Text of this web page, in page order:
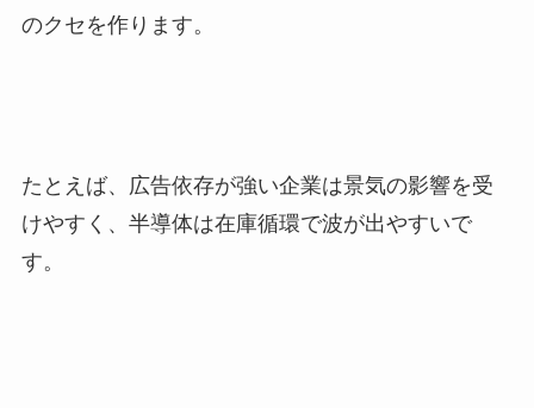
のクセを作ります。
たとえば、広告依存が強い企業は景気の影響を受
けやすく、半導体は在庫循環で波が出やすいで
す。